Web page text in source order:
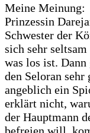
Meine Meinung:
Prinzessin
Schwester der
sich sehr
was los ist. Dann
den Seloran sehr
angeblich ein
erklärt nicht,
der Hauptmann